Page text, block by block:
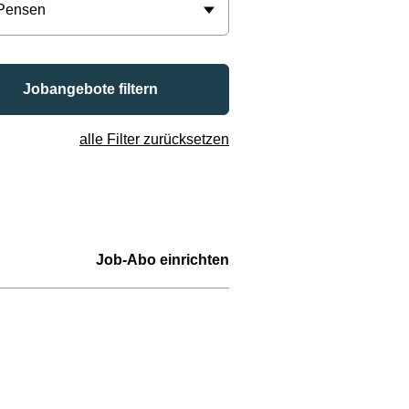
Jobangebote filtern
alle Filter zurücksetzen
Job-Abo einrichten